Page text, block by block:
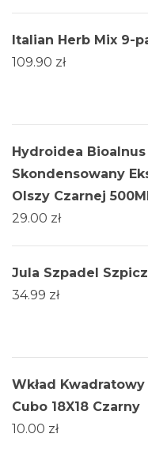
Italian Herb Mix 9-
109.90 zł
Hydroidea Bioalnus
Skondensowany
Olszy Czarnej 500Ml
29.00 zł
Jula Szpadel
34.99 zł
Wkład
Cubo 18X18 Czarny
10.00 zł